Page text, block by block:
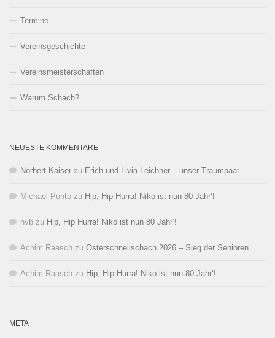
Termine
Vereinsgeschichte
Vereinsmeisterschaften
Warum Schach?
NEUESTE KOMMENTARE
Norbert Kaiser zu Erich und Livia Leichner – unser Traumpaar
Michael Ponto zu Hip, Hip Hurra! Niko ist nun 80 Jahr‘!
nvb zu Hip, Hip Hurra! Niko ist nun 80 Jahr‘!
Achim Raasch zu Osterschnellschach 2026 – Sieg der Senioren
Achim Raasch zu Hip, Hip Hurra! Niko ist nun 80 Jahr‘!
META